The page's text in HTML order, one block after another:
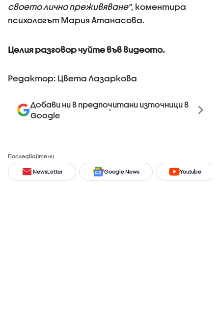
своето лично преживяване”, коментира
психологът Мария Атанасова.
Целия разговор чуйте във видеото.
Редактор: Цвета Лазаркова
Добави ни в предпочитани източници в
Google
Последвайте ни
NewsLetter Google News Youtube